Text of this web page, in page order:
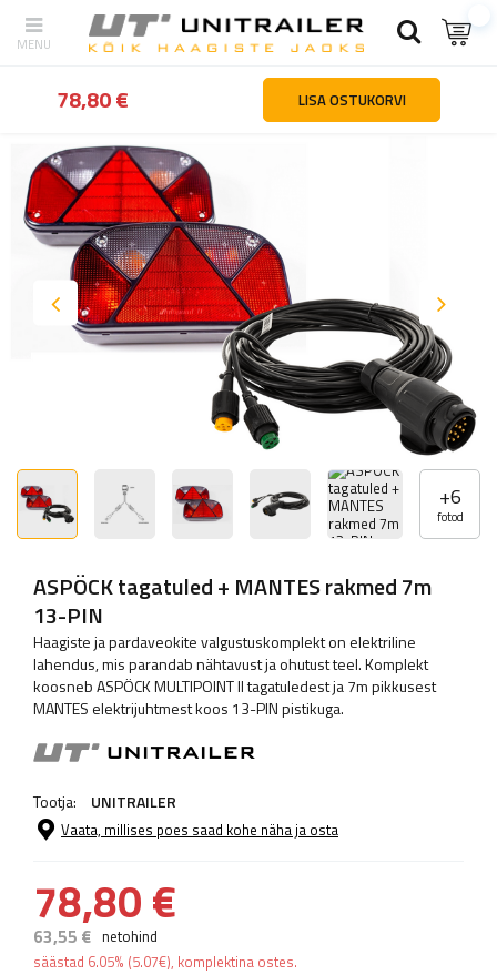
tagasi Kodu Valgustuskomplekt
+6
fotod
ASPÖCK tagatuled + MANTES rakmed 7m
13-PIN
Haagiste ja pardaveokite valgustuskomplekt on elektriline
lahendus, mis parandab nähtavust ja ohutust teel. Komplekt
koosneb ASPÖCK MULTIPOINT II tagatuledest ja 7m pikkusest
MANTES elektrijuhtmest koos 13-PIN pistikuga.
Tootja: UNITRAILER
Vaata, millises poes saad kohe näha ja osta
78,80 €
63,55 € netohind
säästad 6.05% (5.07€), komplektina ostes.
78,80 € LISA OSTUKORVI